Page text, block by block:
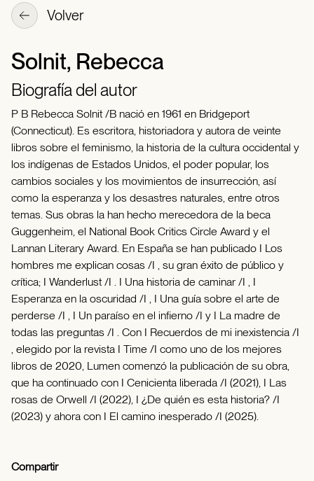
Volver
Solnit, Rebecca
Biografía del autor
P B Rebecca Solnit /B nació en 1961 en Bridgeport
(Connecticut). Es escritora, historiadora y autora de veinte
libros sobre el feminismo, la historia de la cultura occidental y
los indígenas de Estados Unidos, el poder popular, los
cambios sociales y los movimientos de insurrección, así
como la esperanza y los desastres naturales, entre otros
temas. Sus obras la han hecho merecedora de la beca
Guggenheim, el National Book Critics Circle Award y el
Lannan Literary Award. En España se han publicado I Los
hombres me explican cosas /I , su gran éxito de público y
crítica; I Wanderlust /I . I Una historia de caminar /I , I
Esperanza en la oscuridad /I , I Una guía sobre el arte de
perderse /I , I Un paraíso en el infierno /I y I La madre de
todas las preguntas /I . Con I Recuerdos de mi inexistencia /I
, elegido por la revista I Time /I como uno de los mejores
libros de 2020, Lumen comenzó la publicación de su obra,
que ha continuado con I Cenicienta liberada /I (2021), I Las
rosas de Orwell /I (2022), I ¿De quién es esta historia? /I
(2023) y ahora con I El camino inesperado /I (2025).
Compartir